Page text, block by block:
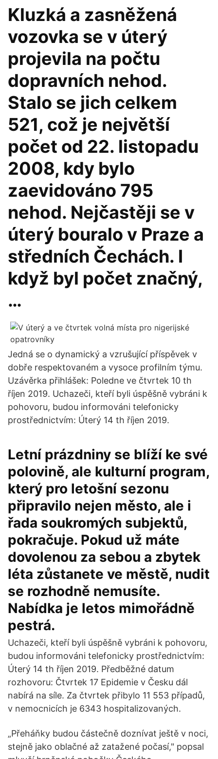
Kluzká a zasněžená
vozovka se v úterý
projevila na počtu
dopravních nehod.
Stalo se jich celkem
521, což je největší
počet od 22. listopadu
2008, kdy bylo
zaevidováno 795
nehod. Nejčastěji se v
úterý bouralo v Praze a
středních Čechách. I
když byl počet značný,
…
Jedná se o dynamický a vzrušující příspěvek v
dobře respektovaném a vysoce profilním týmu.
Uzávěrka přihlášek: Poledne ve čtvrtek 10 th
říjen 2019. Uchazeči, kteří byli úspěšně vybráni k
pohovoru, budou informováni telefonicky
prostřednictvím: Úterý 14 th říjen 2019.
Letní prázdniny se blíží ke své
polovině, ale kulturní program,
který pro letošní sezonu
připravilo nejen město, ale i
řada soukromých subjektů,
pokračuje. Pokud už máte
dovolenou za sebou a zbytek
léta zůstanete ve městě, nudit
se rozhodně nemusíte.
Nabídka je letos mimořádně
pestrá.
Uchazeči, kteří byli úspěšně vybráni k pohovoru,
budou informováni telefonicky prostřednictvím:
Úterý 14 th říjen 2019. Předběžné datum
rozhovoru: Čtvrtek 17 Epidemie v Česku dál
nabírá na síle. Za čtvrtek přibylo 11 553 případů,
v nemocnicích je 6343 hospitalizovaných.
„Přeháňky budou částečně doznívat ještě v noci,
stejně jako oblačné až zatažené počasí," popsal